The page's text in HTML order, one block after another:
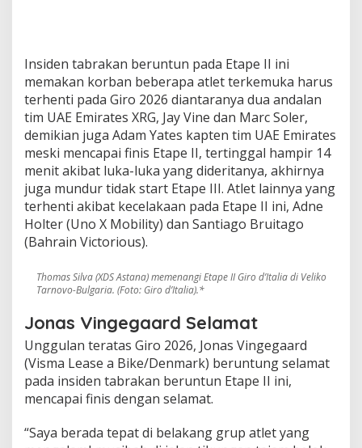
Insiden tabrakan beruntun pada Etape II ini
memakan korban beberapa atlet terkemuka harus
terhenti pada Giro 2026 diantaranya dua andalan
tim UAE Emirates XRG, Jay Vine dan Marc Soler,
demikian juga Adam Yates kapten tim UAE Emirates
meski mencapai finis Etape II, tertinggal hampir 14
menit akibat luka-luka yang dideritanya, akhirnya
juga mundur tidak start Etape III. Atlet lainnya yang
terhenti akibat kecelakaan pada Etape II ini, Adne
Holter (Uno X Mobility) dan Santiago Bruitago
(Bahrain Victorious).
Thomas Silva (XDS Astana) memenangi Etape II Giro d’Italia di Veliko
Tarnovo-Bulgaria. (Foto: Giro d’Italia).*
Jonas Vingegaard Selamat
Unggulan teratas Giro 2026, Jonas Vingegaard
(Visma Lease a Bike/Denmark) beruntung selamat
pada insiden tabrakan beruntun Etape II ini,
mencapai finis dengan selamat.
“Saya berada tepat di belakang grup atlet yang